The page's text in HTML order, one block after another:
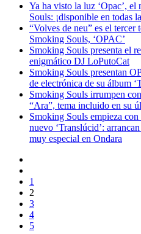
Ya ha visto la luz ‘Opac’,
Souls: ¡disponible en todas
“Volves de neu” es el tercer
Smoking Souls, ‘OPAC’
Smoking Souls presenta el
enigmático DJ LoPutoCat
Smoking Souls presentan
de electrónica de su álbum
Smoking Souls irrumpen
“Ara”, tema incluido en su
Smoking Souls empieza
nuevo ‘Translúcid’:
muy especial en Ondara
1
2
3
4
5